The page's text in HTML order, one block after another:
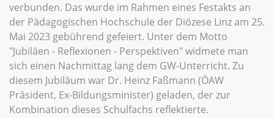
verbunden. Das wurde im Rahmen eines Festakts an
der Pädagogischen Hochschule der Diözese Linz am 25.
Mai 2023 gebührend gefeiert. Unter dem Motto
"Jubiläen - Reflexionen - Perspektiven" widmete man
sich einen Nachmittag lang dem GW-Unterricht. Zu
diesem Jubiläum war Dr. Heinz Faßmann (ÖAW
Präsident, Ex-Bildungsminister) geladen, der zur
Kombination dieses Schulfachs reflektierte.